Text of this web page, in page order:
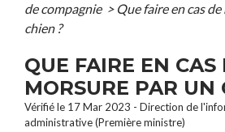
de compagnie > Que faire en cas
chien ?
QUE FAIRE EN CAS
MORSURE PAR UN
Vérifié le 17 Mar 2023 - Direction de
administrative (Première ministre)